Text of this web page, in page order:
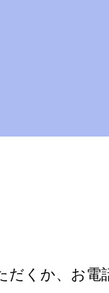
くか、お電